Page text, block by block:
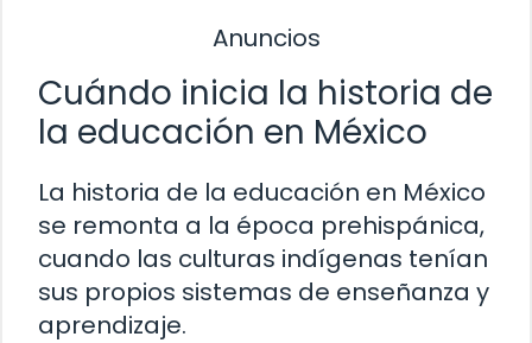
Anuncios
Cuándo inicia la historia de
la educación en México
La historia de la educación en México
se remonta a la época prehispánica,
cuando las culturas indígenas tenían
sus propios sistemas de enseñanza y
aprendizaje.